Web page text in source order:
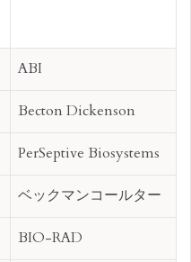
ABI
Becton Dickenson
PerSeptive Biosystems
ベックマンコールター
BIO-RAD